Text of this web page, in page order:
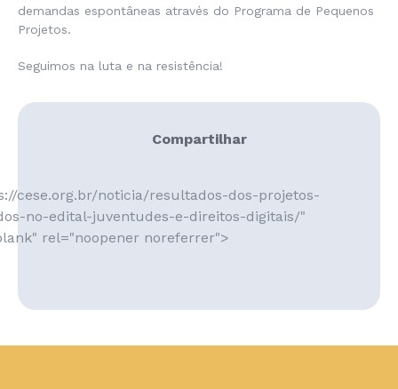
demandas espontâneas através do Programa de Pequenos
Projetos.
Seguimos na luta e na resistência!
Compartilhar
cese.org.br/noticia/resultados-dos-projetos-
no-edital-juventudes-e-direitos-digitais/"
rel="noopener noreferrer">